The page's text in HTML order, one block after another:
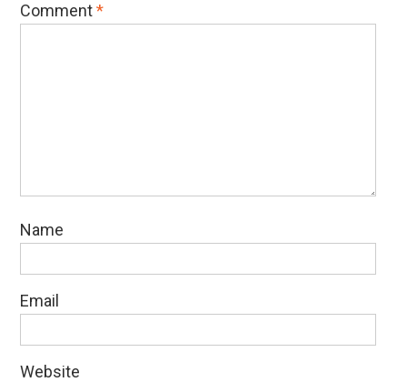
Comment*
Name
Email
Website